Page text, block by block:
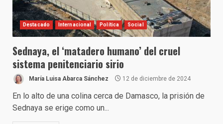
Destacado Internacional Política Social
Sednaya, el ‘matadero humano’ del cruel
sistema penitenciario sirio
María Luisa Abarca Sánchez 12 de diciembre de 2024
En lo alto de una colina cerca de Damasco, la prisión de
Sednaya se erige como un...